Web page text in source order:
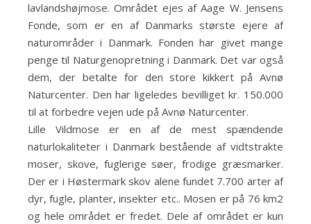
lavlandshøjmose. Området ejes af Aage W. Jensens
Fonde, som er en af Danmarks største ejere af
naturområder i Danmark. Fonden har givet mange
penge til Naturgenopretning i Danmark. Det var også
dem, der betalte for den store kikkert på Avnø
Naturcenter. Den har ligeledes bevilliget kr. 150.000
til at forbedre vejen ude på Avnø Naturcenter.
Lille Vildmose er en af de mest spændende
naturlokaliteter i Danmark bestående af vidtstrakte
moser, skove, fuglerige søer, frodige græsmarker.
Der er i Høstermark skov alene fundet 7.700 arter af
dyr, fugle, planter, insekter etc.. Mosen er på 76 km2
og hele området er fredet. Dele af området er kun